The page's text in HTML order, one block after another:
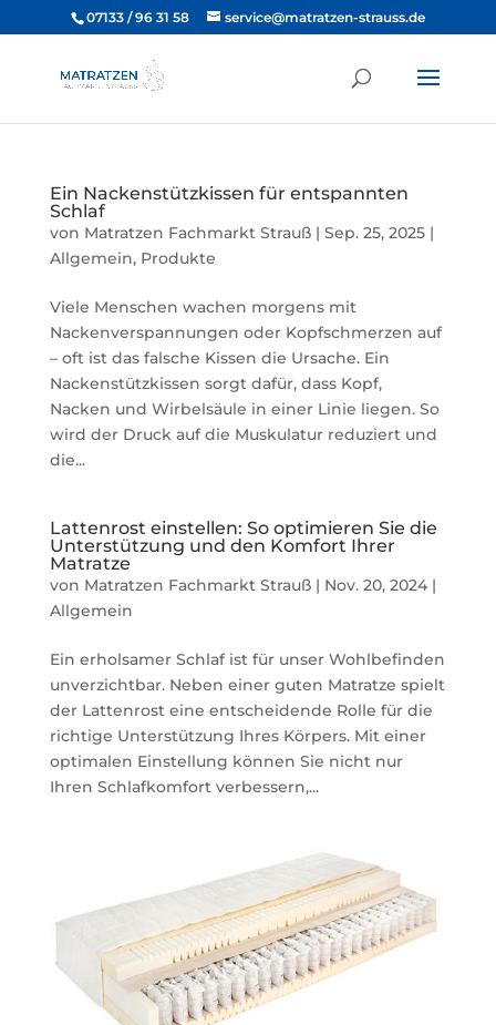
07133 / 96 31 58 service@matratzen-strauss.de
Ein Nackenstützkissen für entspannten
Schlaf
von Matratzen Fachmarkt Strauß| Sep. 25, 2025|
Allgemein, Produkte
Viele Menschen wachen morgens mit
Nackenverspannungen oder Kopfschmerzen auf
– oft ist das falsche Kissen die Ursache. Ein
Nackenstützkissen sorgt dafür, dass Kopf,
Nacken und Wirbelsäule in einer Linie liegen. So
wird der Druck auf die Muskulatur reduziert und
die...
Lattenrost einstellen: So optimieren Sie die
Unterstützung und den Komfort Ihrer
Matratze
von Matratzen Fachmarkt Strauß| Nov. 20, 2024|
Allgemein
Ein erholsamer Schlaf ist für unser Wohlbefinden
unverzichtbar. Neben einer guten Matratze spielt
der Lattenrost eine entscheidende Rolle für die
richtige Unterstützung Ihres Körpers. Mit einer
optimalen Einstellung können Sie nicht nur
Ihren Schlafkomfort verbessern,...